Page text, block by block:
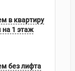
в квартиру
на 1 этаж
без лифта